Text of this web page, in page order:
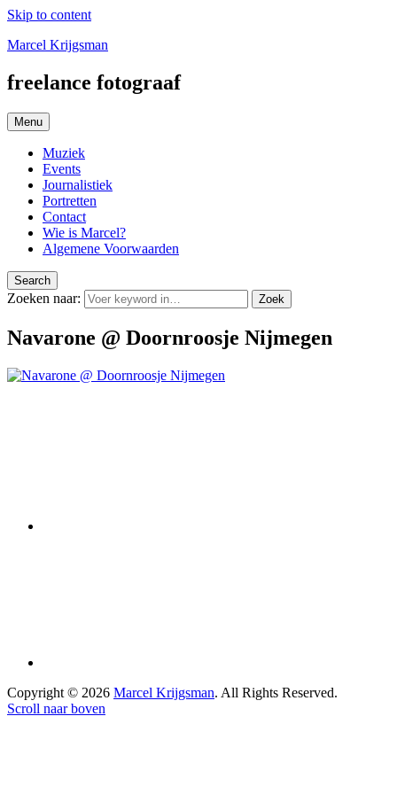
Skip to content
Marcel Krijgsman
freelance fotograaf
Menu
Muziek
Events
Journalistiek
Portretten
Contact
Wie is Marcel?
Algemene Voorwaarden
Search
Zoeken naar: Zoek
Navarone @ Doornroosje Nijmegen
Copyright © 2026 Marcel Krijgsman. All Rights Reserved.
Scroll naar boven